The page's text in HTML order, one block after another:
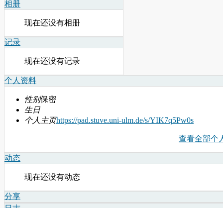
相册
现在还没有相册
记录
现在还没有记录
个人资料
性别保密
生日
个人主页https://pad.stuve.uni-ulm.de/s/YIK7q5Pw0s
查看全部个
动态
现在还没有动态
分享